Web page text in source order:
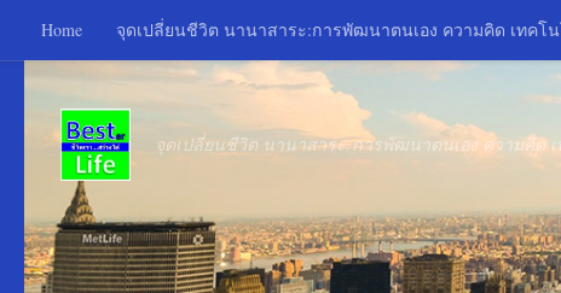
Skip to content
Home จุดเปลี่ยนชีวิต นานาสาระ:การพัฒนาตนเอง ความคิด เทคโ
จุดเปลี่ยนชีวิต นานาสาระ:การพัฒนาตนเอง ความคิด